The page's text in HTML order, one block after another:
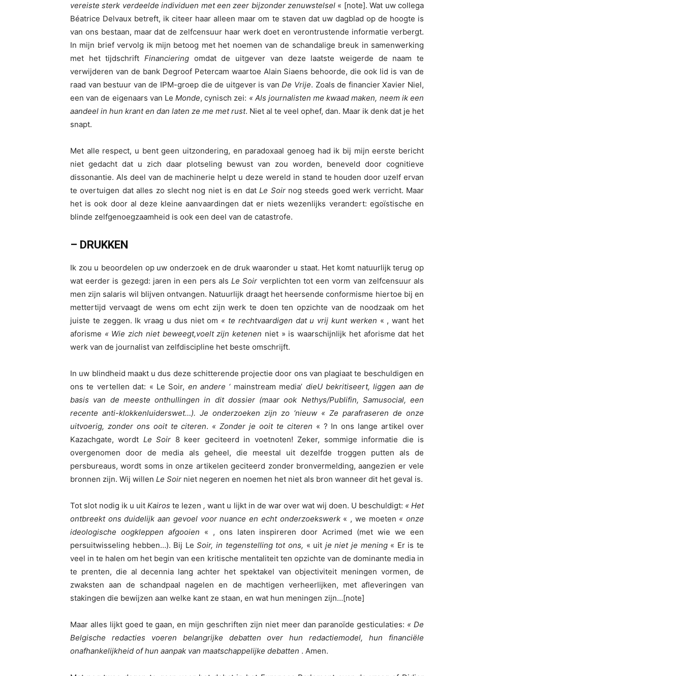
vereiste sterk verdeelde individuen met een zeer bijzonder zenuwstelsel « [note]. Wat uw collega
Béatrice Delvaux betreft, ik citeer haar alleen maar om te staven dat uw dagblad op de hoogte is
van ons bestaan, maar dat de zelfcensuur haar werk doet en verontrustende informatie verbergt.
In mijn brief vervolg ik mijn betoog met het noemen van de schandalige breuk in samenwerking
met het tijdschriftFinanciering omdat de uitgever van deze laatste weigerde de naam te
verwijderen van de bank Degroof Petercam waartoe Alain Siaens behoorde, die ook lid is van de
raad van bestuur van de IPM-groep die de uitgever is vanDe Vrije. Zoals de financier Xavier Niel,
een van de eigenaars van LeMonde, cynisch zei: « Als journalisten me kwaad maken, neem ik een
aandeel in hun krant en dan laten ze me met rust. Niet al te veel ophef, dan. Maar ik denk dat je het
snapt.
Met alle respect, u bent geen uitzondering, en paradoxaal genoeg had ik bij mijn eerste bericht
niet gedacht dat u zich daar plotseling bewust van zou worden, beneveld door cognitieve
dissonantie. Als deel van de machinerie helpt u deze wereld in stand te houden door uzelf ervan
te overtuigen dat alles zo slecht nog niet is en datLe Soirnog steeds goed werk verricht. Maar
het is ook door al deze kleine aanvaardingen dat er niets wezenlijks verandert: egoïstische en
blinde zelfgenoegzaamheid is ook een deel van de catastrofe.
– DRUKKEN
Ik zou u beoordelen op uw onderzoek en de druk waaronder u staat. Het komt natuurlijk terug op
wat eerder is gezegd: jaren in een pers alsLe Soir verplichten tot een vorm van zelfcensuur als
men zijn salaris wil blijven ontvangen. Natuurlijk draagt het heersende conformisme hiertoe bij en
mettertijd vervaagt de wens om echt zijn werk te doen ten opzichte van de noodzaak om het
juiste te zeggen. Ik vraag u dus niet om « te rechtvaardigen dat u vrij kunt werken « , want het
aforisme « Wie zich niet beweegt,voeltzijn ketenen niet » is waarschijnlijk het aforisme dat het
werk van de journalist van zelfdiscipline het beste omschrijft.
In uw blindheid maakt u dus deze schitterende projectie door ons van plagiaat te beschuldigen en
ons te vertellen dat: « Le Soir, en andere ‘ mainstream media’ dieU bekritiseert, liggen aan de
basis van de meeste onthullingen in dit dossier (maar ook Nethys/Publifin, Samusocial, een
recente anti-klokkenluiderswet…). Je onderzoeken zijn zo ‘nieuw « Ze parafraseren de onze
uitvoerig, zonder ons ooit te citeren. « Zonder je ooit te citeren « ? In ons lange artikel over
Kazachgate, wordt Le Soir 8 keer geciteerd in voetnoten! Zeker, sommige informatie die is
overgenomen door de media als geheel, die meestal uit dezelfde troggen putten als de
persbureaus, wordt soms in onze artikelen geciteerd zonder bronvermelding, aangezien er vele
bronnen zijn. Wij willen Le Soir niet negeren en noemen het niet als bron wanneer dit het geval is.
Tot slot nodig ik u uitKairos te lezen , want u lijkt in de war over wat wij doen. U beschuldigt: « Het
ontbreekt ons duidelijk aan gevoel voor nuance en echt onderzoekswerk« , we moeten « onze
ideologische oogkleppen afgooien « , ons laten inspireren door Acrimed (met wie we een
persuitwisseling hebben…). Bij LeSoir, in tegenstelling tot ons, « uit je niet je mening « Er is te
veel in te halen om het begin van een kritische mentaliteit ten opzichte van de dominante media in
te prenten, die al decennia lang achter het spektakel van objectiviteit meningen vormen, de
zwaksten aan de schandpaal nagelen en de machtigen verheerlijken, met afleveringen van
stakingen die bewijzen aan welke kant ze staan, en wat hun meningen zijn…[note]
Maar alles lijkt goed te gaan, en mijn geschriften zijn niet meer dan paranoïde gesticulaties: « De
Belgische redacties voeren belangrijke debatten over hun redactiemodel, hun financiële
onafhankelijkheid of hun aanpak van maatschappelijke debatten . Amen.